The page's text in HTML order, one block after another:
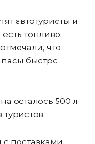
автотуристы и
топливо.
что
быстро
осталось 500 л
туристов.
с поставками